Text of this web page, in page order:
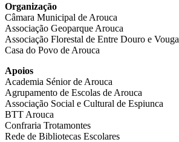
Organização
Câmara Municipal de Arouca
Associação Geoparque Arouca
Associação Florestal de Entre Douro e Vouga
Casa do Povo de Arouca
Apoios
Academia Sénior de Arouca
Agrupamento de Escolas de Arouca
Associação Social e Cultural de Espiunca
BTT Arouca
Confraria Trotamontes
Rede de Bibliotecas Escolares